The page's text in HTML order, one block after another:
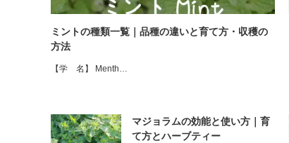
ミントの種類一覧｜品種の違いと育て方・収穫の
方法
【学 名】 Menth…
マジョラムの効能と使い方｜育
て方とハーブティー